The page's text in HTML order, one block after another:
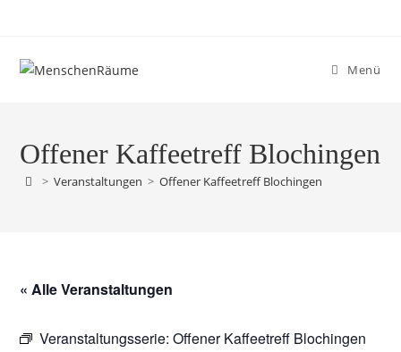
Menü
Offener Kaffeetreff Blochingen
> Veranstaltungen > Offener Kaffeetreff Blochingen
« Alle Veranstaltungen
Veranstaltungsserie:Offener Kaffeetreff Blochingen